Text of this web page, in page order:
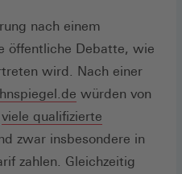
nach einem
öffentliche Debatte, wie
wird. Nach einer
(Öffnet
in
einem
neuen
würden von
viele qualifizierte
zwar insbesondere in
zahlen. Gleichzeitig